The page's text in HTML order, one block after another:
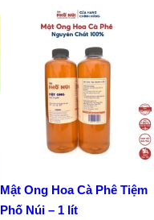
Mật Ong Hoa Cà Phê Tiệm
Phố Núi – 1 lít